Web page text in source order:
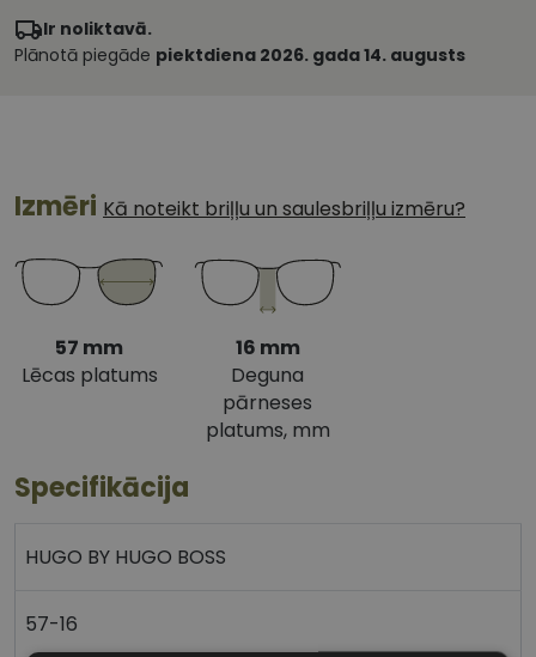
Ir noliktavā.
Plānotā piegāde piektdiena 2026. gada 14. augusts
Izmēri Kā noteikt briļļu un saulesbriļļu izmēru?
57 mm
Lēcas platums
16 mm
Deguna
pārneses
platums, mm
Specifikācija
HUGO BY HUGO BOSS
57-16